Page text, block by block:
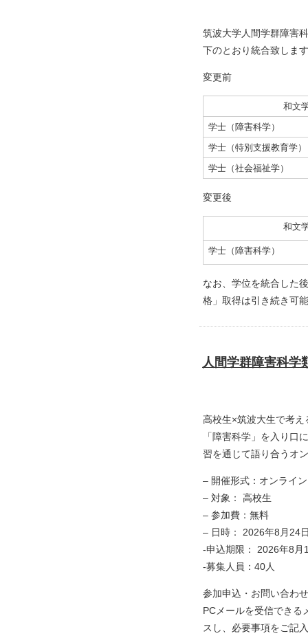
筑波大学人間学群障害
下のとおり統合致しま
変更前
和文
学士（障害科学）
学士（特別支援教育学）
学士（社会福祉学）
変更後
和文
学士（障害科学）
なお、学位を統合した
格」取得は引き続き可
人間学群障害科学
高校生×筑波大生で考
「障害科学」を入り口
習を通じて語り合うオ
– 開催形式：オンライ
– 対象： 高校生
– 参加費：無料
– 日時： 2026年8月24
-申込期限： 2026年8月
-募集人員：40人
参加申込・お問い合わせ
PCメールを受信できる
スし、必要事項をご記